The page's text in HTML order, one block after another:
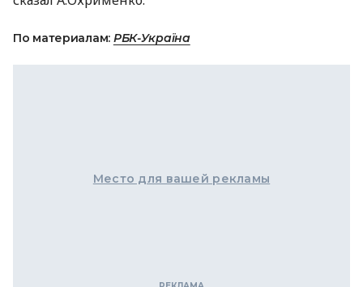
По материалам: РБК-Україна
Место для вашей рекламы